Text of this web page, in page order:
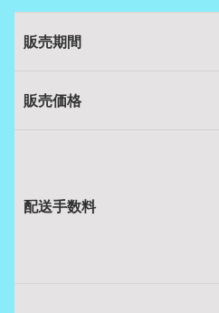
販売期間
販売価格
配送手数料